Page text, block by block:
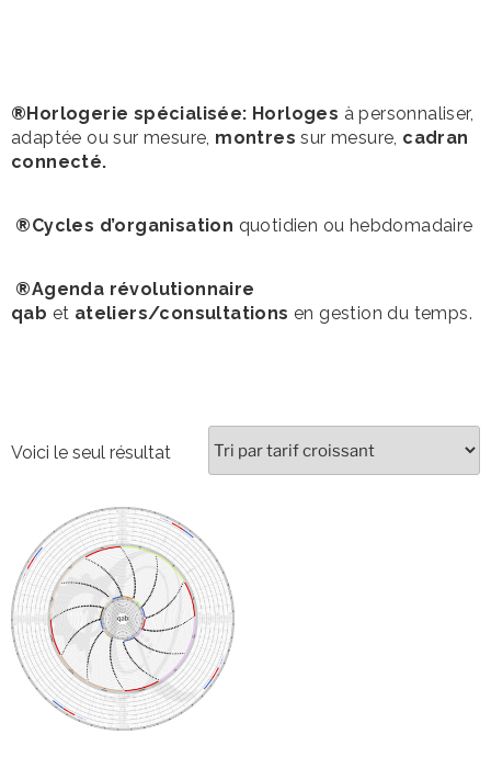
®Horlogerie spécialisée: Horloges à personnaliser,
adaptée ou sur mesure, montressur mesure, cadran
connecté.
®Cycles d’organisation quotidien ou hebdomadaire
®Agenda révolutionnaire
qab et ateliers/consultations en gestion du temps.
Voici le seul résultat